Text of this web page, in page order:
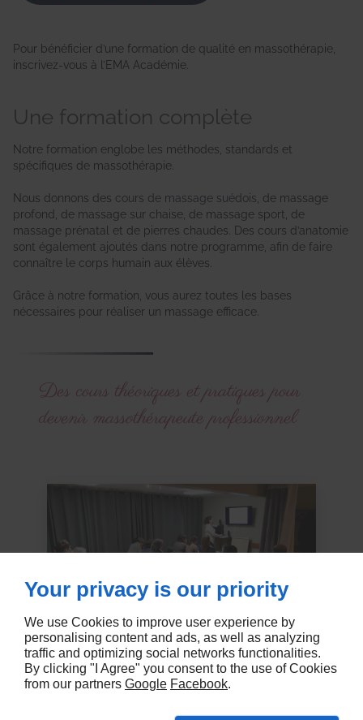
Pour bénéficier d’une formation de qualité en massothérapie,
inscrivez-vous à l’EMA Académie.
Une formation complète
Notre formation englobe les méthodes, standards et
spécifiques de massothérapie.
Nous donnons des cours de massage suédois , de massage
profond, de massage sur chaise, de massage sport, de
massage prénatal et de pierres chaudes. Des cours d’anatomie
sont également ajoutés dans notre programme, afin de faire
connaître le corps humain aux élèves.
Grâce à notre formation, vous aurez toutes les bases
nécessaires pour réaliser un massage efficace.
Des cours théoriques et pratiques pour
devenir massothérapeute professionnel
Your privacy is our priority
We use Cookies to improve user experience by
personalising content and ads, as well as analyzing
traffic and optimizing social networks functionalities.
By clicking "I Agree" you consent to the use of Cookies
from our partners Google Facebook.